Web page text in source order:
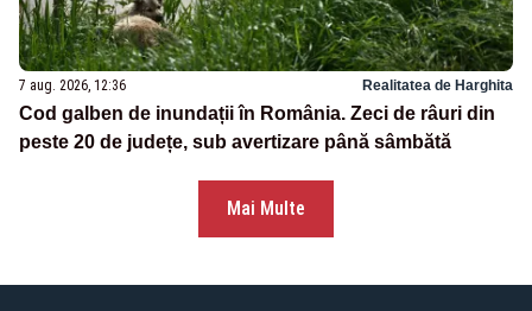
7 aug. 2026, 12:36 Realitatea de Harghita
Cod galben de inundații în România. Zeci de râuri din
peste 20 de județe, sub avertizare până sâmbătă
Mai Multe